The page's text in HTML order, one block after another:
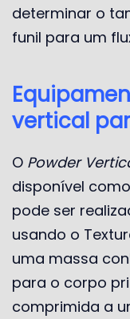
determinar o
funil para um
vertical
O Powder
disponível
pode ser
usando o
uma massa
para o corpo
comprimida a